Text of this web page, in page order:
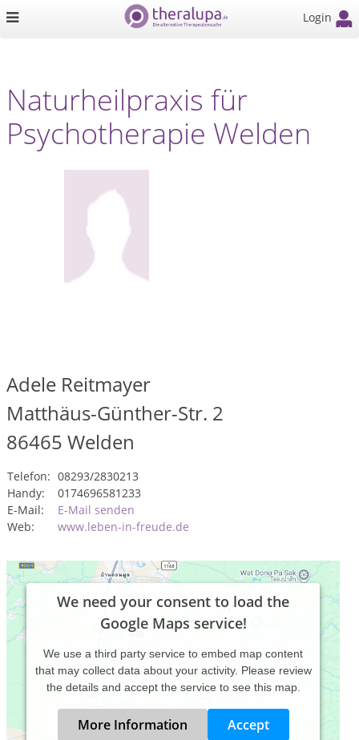
Login
Naturheilpraxis für
Psychotherapie Welden
Adele Reitmayer
Matthäus-Günther-Str. 2
86465 Welden
Telefon: 08293/2830213
Handy:
0174696581233
E-Mail:
E-Mail senden
Web:
www.leben-in-freude.de
We need your consent to load the
Google Maps service!
We use a third party service to embed map content
that may collect data about your activity. Please review
the details and accept the service to see this map.
More Information Accept